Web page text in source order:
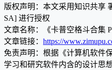
版权声明：本文采用知识共享
SA] 进行授权
文章名称：《卡普空格斗合集
文章链接： https://
免责声明：根据《计算机软件
学习和研究软件内含的设计思